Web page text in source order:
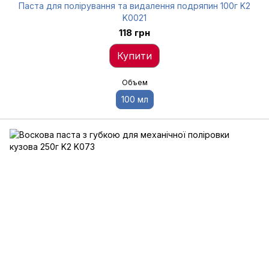
Паста для полірування та видалення подряпин 100г K2
K0021
118 грн
Купити
Объем
100 мл